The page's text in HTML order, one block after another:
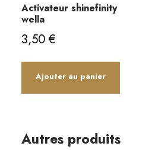
Activateur shinefinity
wella
3,50€
Ajouter au panier
Autres produits